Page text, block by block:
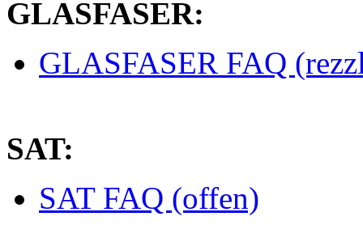
GLASFASER:
GLASFASER FAQ
SAT:
SAT FAQ (offen)